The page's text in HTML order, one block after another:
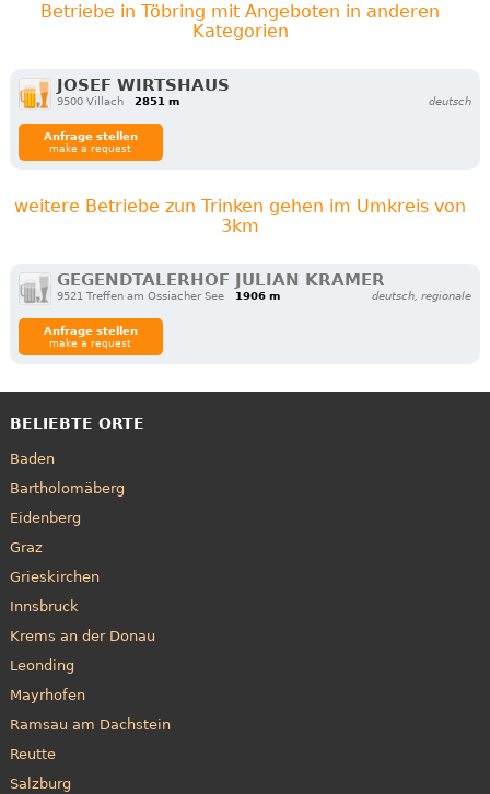
Betriebe in Töbring mit Angeboten in anderen
Kategorien
JOSEF WIRTSHAUS
9500 Villach 2851 m deutsch
Anfrage stellen
make a request
weitere Betriebe zun Trinken gehen im Umkreis von
3km
GEGENDTALERHOF JULIAN KRAMER
9521 Treffen am Ossiacher See 1906 m deutsch, regionale
Anfrage stellen
make a request
BELIEBTE ORTE
Baden
Bartholomäberg
Eidenberg
Graz
Grieskirchen
Innsbruck
Krems an der Donau
Leonding
Mayrhofen
Ramsau am Dachstein
Reutte
Salzburg